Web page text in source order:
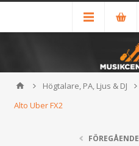
Högtalare, PA, Ljus & DJ
Alto Uber FX2
FÖREGÅENDE